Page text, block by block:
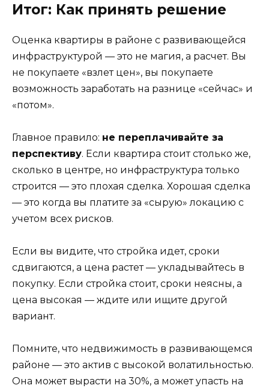
Итог: Как принять решение
Оценка квартиры в районе с развивающейся
инфраструктурой — это не магия, а расчет. Вы
не покупаете «взлет цен», вы покупаете
возможность заработать на разнице «сейчас» и
«потом».
Главное правило: не переплачивайте за
перспективу. Если квартира стоит столько же,
сколько в центре, но инфраструктура только
строится — это плохая сделка. Хорошая сделка
— это когда вы платите за «сырую» локацию с
учетом всех рисков.
Если вы видите, что стройка идет, сроки
сдвигаются, а цена растет — укладывайтесь в
покупку. Если стройка стоит, сроки неясны, а
цена высокая — ждите или ищите другой
вариант.
Помните, что недвижимость в развивающемся
районе — это актив с высокой волатильностью.
Она может вырасти на 30%, а может упасть на